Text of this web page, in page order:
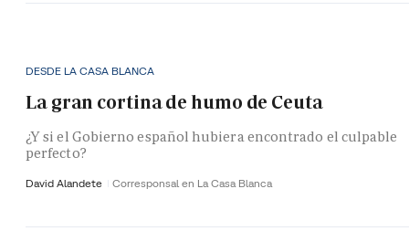
DESDE LA CASA BLANCA
La gran cortina de humo de Ceuta
¿Y si el Gobierno español hubiera encontrado el culpable
perfecto?
David Alandete Corresponsal en La Casa Blanca